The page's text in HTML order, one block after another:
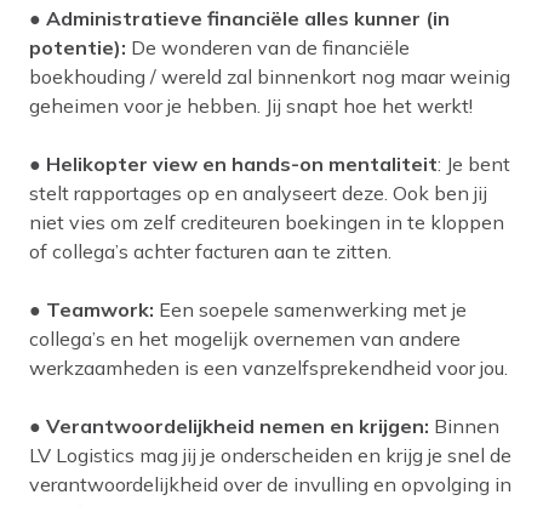
● Administratieve financiële alles kunner (in
potentie): De wonderen van de financiële
boekhouding / wereld zal binnenkort nog maar weinig
geheimen voor je hebben. Jij snapt hoe het werkt!
● Helikopter view en hands-on mentaliteit: Je bent
stelt rapportages op en analyseert deze. Ook ben jij
niet vies om zelf crediteuren boekingen in te kloppen
of collega’s achter facturen aan te zitten.
● Teamwork: Een soepele samenwerking met je
collega’s en het mogelijk overnemen van andere
werkzaamheden is een vanzelfsprekendheid voor jou.
● Verantwoordelijkheid nemen en krijgen: Binnen
LV Logistics mag jij je onderscheiden en krijg je snel de
verantwoordelijkheid over de invulling en opvolging in